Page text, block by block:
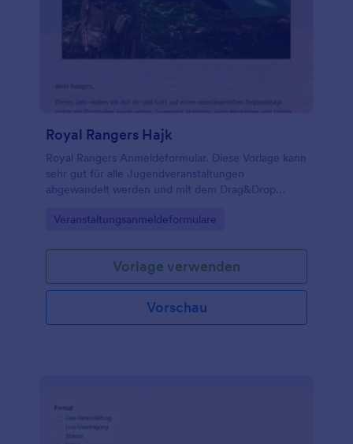
Royal Rangers Hajk
Royal Rangers Anmeldeformular. Diese Vorlage kann
sehr gut für alle Jugendveranstaltungen
abgewandelt werden und mit dem Drag&Drop
Go to Category:
Veranstaltungsanmeldeformulare
Vorlage verwenden
Vorschau